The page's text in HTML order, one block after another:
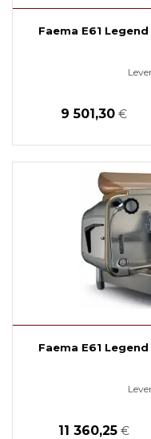
Faema E61
9 501,30 €
Faema E61
11 360,25 €